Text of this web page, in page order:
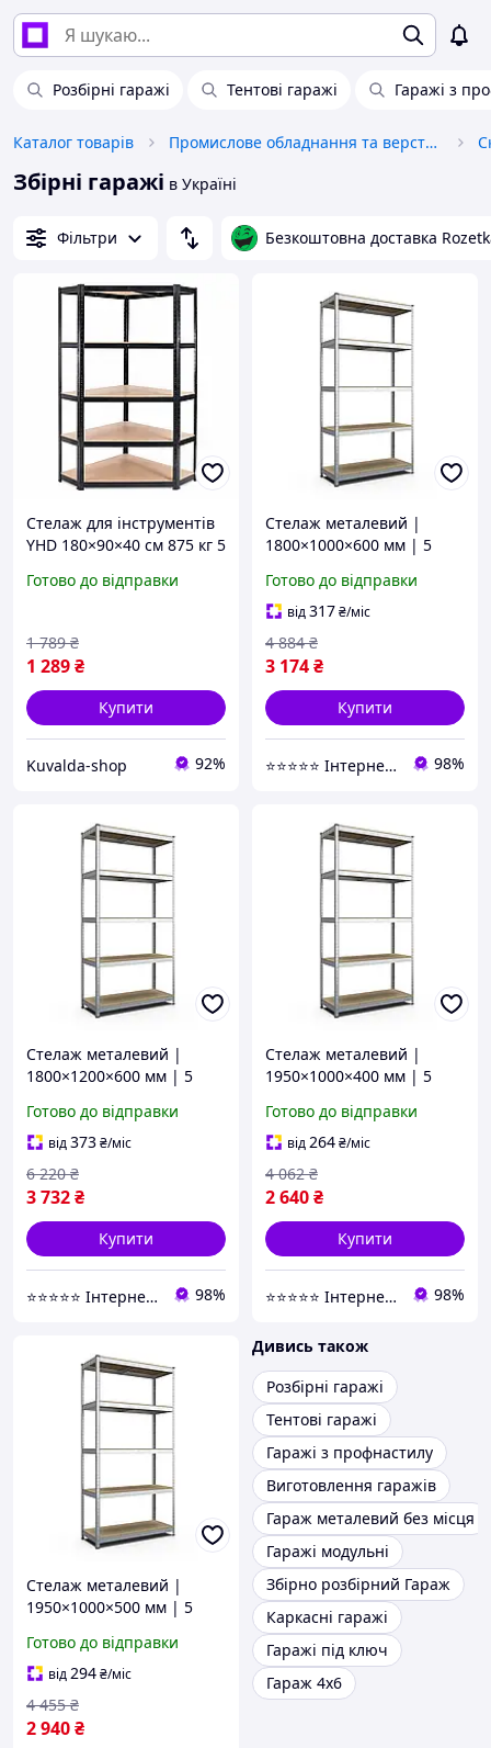
Розбірні гаражі Тентові гаражі Гаражі з
Каталог товарів Промислове обладнання та верстати
Збірні гаражі в Україні
Фільтри Безкоштовна доставка
Стелаж для інструментів
YHD 180×90×40 см 875 кг 5
для гаража стелаж з
Готово до відправки
1 289₴
1 789 ₴
Купити
Kuvalda-shop 92%
Стелаж металевий |
1800×1000×600 мм | 5
Оцинкований | Стандарт
ОД | 220 кг/полицю |
збірний для складу,
гаража та
Готово до відправки
від317₴/міс
3 174₴
4 884 ₴
Купити
⭐️⭐️⭐️⭐️⭐️ Інтернет-магазин "BORO" 98%
Стелаж металевий |
1800×1200×600 мм | 5
Оцинкований | Стандарт
ОД | 220 кг/полицю |
збірний для складу,
гаража та
Готово до відправки
від373₴/міс
3 732₴
6 220 ₴
Купити
⭐️⭐️⭐️⭐️⭐️ Інтернет-магазин "BORO" 98%
Стелаж металевий |
1950×1000×400 мм | 5
Оцинкований | Стандарт
ОД | 220 кг/полицю |
збірний для складу,
гаража та
Готово до відправки
від264₴/міс
2 640₴
4 062 ₴
Купити
⭐️⭐️⭐️⭐️⭐️ Інтернет-магазин "BORO" 98%
Стелаж металевий |
1950×1000×500 мм | 5
Оцинкований | Стандарт
ОД | 220 кг/полицю |
збірний для складу,
гаража та
Готово до відправки
від294₴/міс
2 940₴
4 455 ₴
Дивись також
Розбірні гаражі
Тентові гаражі
Гаражі з профнастилу
Виготовлення гаражів
Гараж металевий без місця
Гаражі модульні
Збірно розбірний Гараж
Каркасні гаражі
Гаражі під ключ
Гараж 4х6